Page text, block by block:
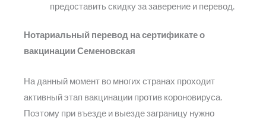
предоставить скидку за заверение и перевод.
Нотариальный перевод на сертификате о
вакцинации Семеновская
На данный момент во многих странах проходит
активный этап вакцинации против короновируса.
Поэтому при въезде и выезде заграницу нужно